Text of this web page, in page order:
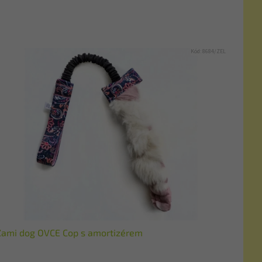
dog OVCE Cop s amortizérem
Kód: 8684/ZEL